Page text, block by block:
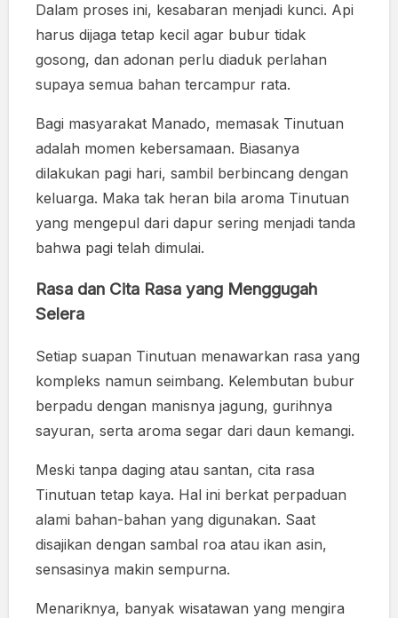
Dalam proses ini, kesabaran menjadi kunci. Api
harus dijaga tetap kecil agar bubur tidak
gosong, dan adonan perlu diaduk perlahan
supaya semua bahan tercampur rata.
Bagi masyarakat Manado, memasak Tinutuan
adalah momen kebersamaan. Biasanya
dilakukan pagi hari, sambil berbincang dengan
keluarga. Maka tak heran bila aroma Tinutuan
yang mengepul dari dapur sering menjadi tanda
bahwa pagi telah dimulai.
Rasa dan Cita Rasa yang Menggugah
Selera
Setiap suapan Tinutuan menawarkan rasa yang
kompleks namun seimbang. Kelembutan bubur
berpadu dengan manisnya jagung, gurihnya
sayuran, serta aroma segar dari daun kemangi.
Meski tanpa daging atau santan, cita rasa
Tinutuan tetap kaya. Hal ini berkat perpaduan
alami bahan-bahan yang digunakan. Saat
disajikan dengan sambal roa atau ikan asin,
sensasinya makin sempurna.
Menariknya, banyak wisatawan yang mengira